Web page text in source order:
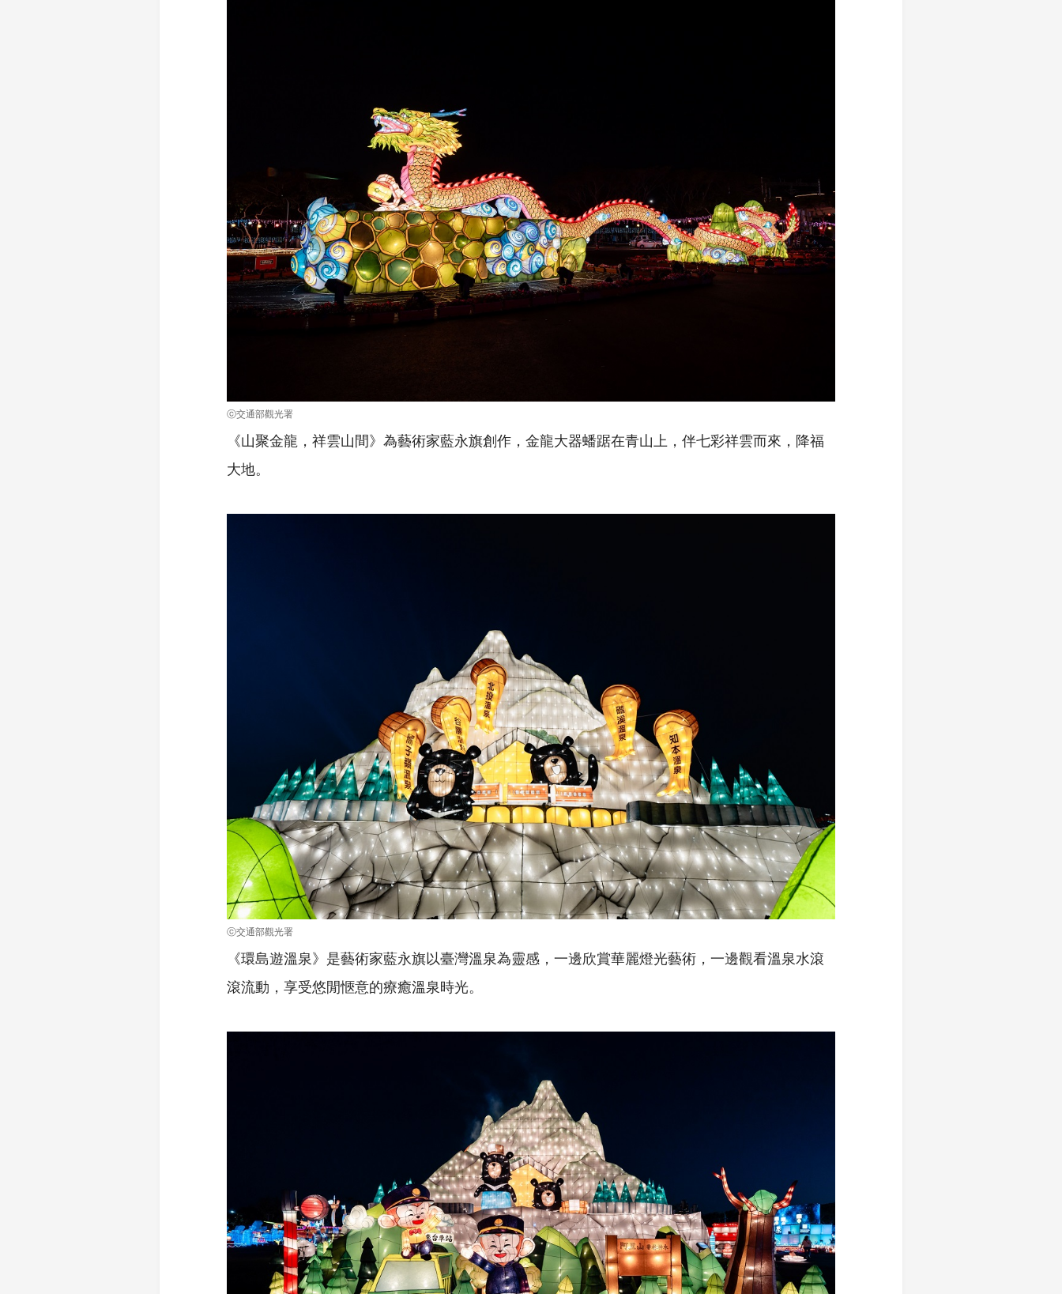
ⓒ交通部觀光署
《山聚金龍，祥雲山間》為藝術家藍永旗創作，金龍大器蟠踞在青山上，伴七彩祥雲而來，降福
大地。
ⓒ交通部觀光署
《環島遊溫泉》是藝術家藍永旗以臺灣溫泉為靈感，一邊欣賞華麗燈光藝術，一邊觀看溫泉水滾
滾流動，享受悠閒愜意的療癒溫泉時光。